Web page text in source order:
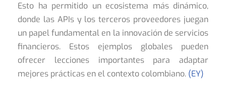
Esto ha permitido un ecosistema más dinámico,
donde las APIs y los terceros proveedores juegan
un papel fundamental en la innovación de servicios
financieros. Estos ejemplos globales pueden
ofrecer lecciones importantes para adaptar
mejores prácticas en el contexto colombiano. (EY)